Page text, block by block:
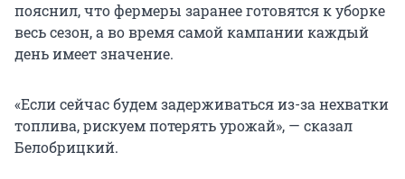
пояснил, что фермеры заранее готовятся к уборке
весь сезон, а во время самой кампании каждый
день имеет значение.
«Если сейчас будем задерживаться из-за нехватки
топлива, рискуем потерять урожай», — сказал
Белобрицкий.